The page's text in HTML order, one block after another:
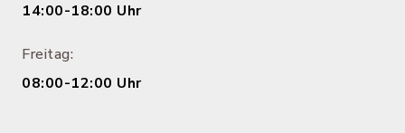
14:00-18:00 Uhr
Freitag:
08:00-12:00 Uhr